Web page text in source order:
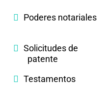
Poderes notariales
Solicitudes de
patente
Testamentos